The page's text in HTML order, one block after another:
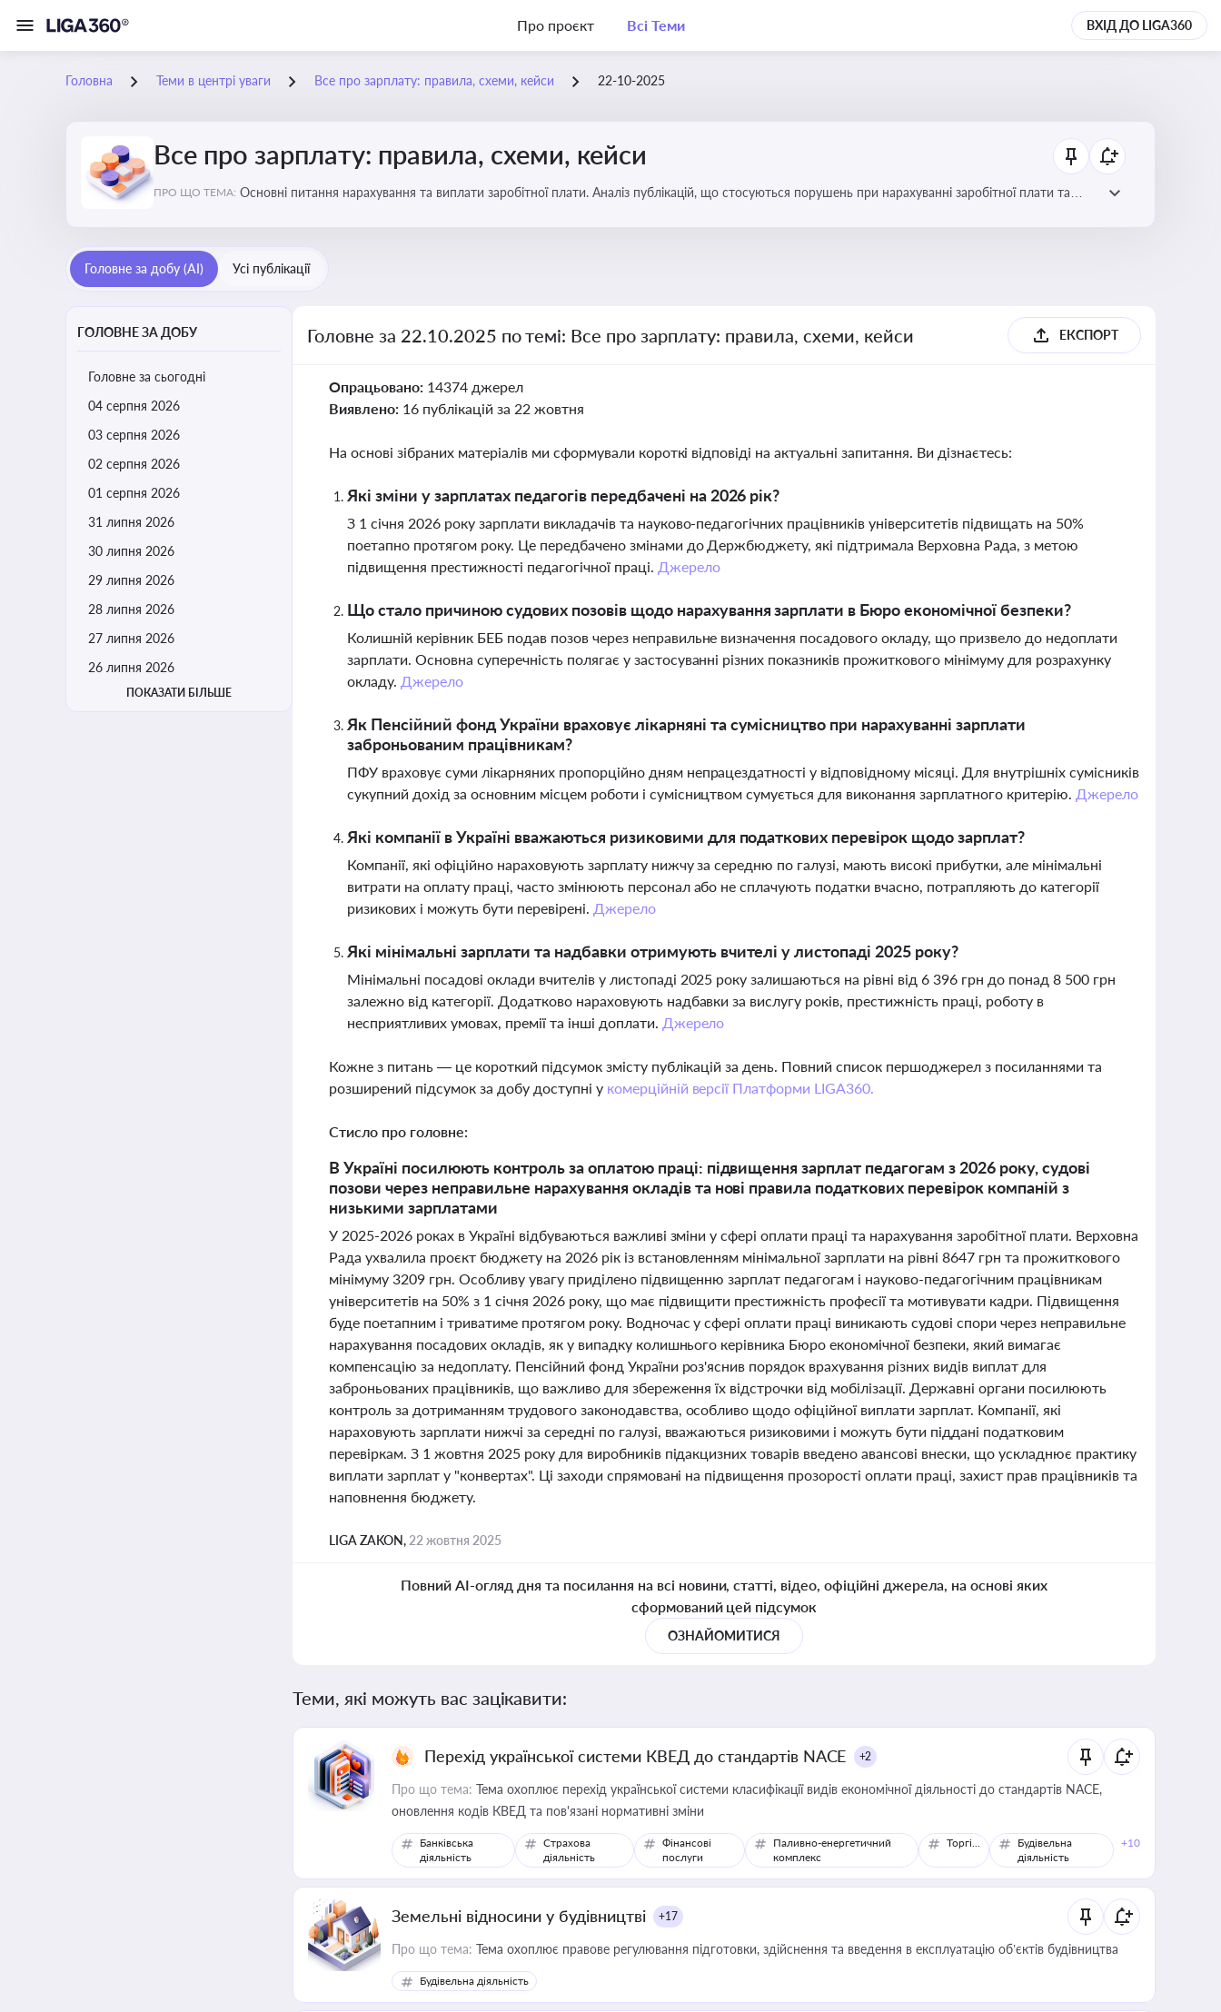
Про проєкт Всі Теми ВХІД ДО LIGA360
Головна Теми в центрі уваги Все про зарплату: правила, схеми, кейси 22-10-2025
Все про зарплату: правила, схеми, кейси
ПРО ЩО ТЕМА: Основні питання нарахування та виплати заробітної плати. Аналіз публікацій, що стосуються порушень при нарахуванні заробітної плати та
Головне за добу (AI) Усі публікації
ГОЛОВНЕ ЗА ДОБУ
Головне за сьогодні
04 серпня 2026
03 серпня 2026
02 серпня 2026
01 серпня 2026
31 липня 2026
30 липня 2026
29 липня 2026
28 липня 2026
27 липня 2026
26 липня 2026
ПОКАЗАТИ БІЛЬШЕ
Головне за 22.10.2025 по темі: Все про зарплату: правила, схеми, кейси ЕКСПОРТ
Опрацьовано: 14374 джерел
Виявлено: 16 публікацій за 22 жовтня
На основі зібраних матеріалів ми сформували короткі відповіді на актуальні запитання. Ви дізнаєтесь:
Які зміни у зарплатах педагогів передбачені на 2026 рік?
З 1 січня 2026 року зарплати викладачів та науково-педагогічних працівників університетів підвищать на 50%
поетапно протягом року. Це передбачено змінами до Держбюджету, які підтримала Верховна Рада, з метою
підвищення престижності педагогічної праці. Джерело
Що стало причиною судових позовів щодо нарахування зарплати в Бюро економічної безпеки?
Колишній керівник БЕБ подав позов через неправильне визначення посадового окладу, що призвело до недоплати
зарплати. Основна суперечність полягає у застосуванні різних показників прожиткового мінімуму для розрахунку
окладу. Джерело
Як Пенсійний фонд України враховує лікарняні та сумісництво при нарахуванні зарплати
заброньованим працівникам?
ПФУ враховує суми лікарняних пропорційно дням непрацездатності у відповідному місяці. Для внутрішніх сумісників
сукупний дохід за основним місцем роботи і сумісництвом сумується для виконання зарплатного критерію. Джерело
Які компанії в Україні вважаються ризиковими для податкових перевірок щодо зарплат?
Компанії, які офіційно нараховують зарплату нижчу за середню по галузі, мають високі прибутки, але мінімальні
витрати на оплату праці, часто змінюють персонал або не сплачують податки вчасно, потрапляють до категорії
ризикових і можуть бути перевірені. Джерело
Які мінімальні зарплати та надбавки отримують вчителі у листопаді 2025 року?
Мінімальні посадові оклади вчителів у листопаді 2025 року залишаються на рівні від 6 396 грн до понад 8 500 грн
залежно від категорії. Додатково нараховують надбавки за вислугу років, престижність праці, роботу в
несприятливих умовах, премії та інші доплати. Джерело
Кожне з питань — це короткий підсумок змісту публікацій за день. Повний список першоджерел з посиланнями та
розширений підсумок за добу доступні у комерційній версії Платформи LIGA360.
Стисло про головне:
В Україні посилюють контроль за оплатою праці: підвищення зарплат педагогам з 2026 року, судові
позови через неправильне нарахування окладів та нові правила податкових перевірок компаній з
низькими зарплатами
У 2025-2026 роках в Україні відбуваються важливі зміни у сфері оплати праці та нарахування заробітної плати. Верховна
Рада ухвалила проєкт бюджету на 2026 рік із встановленням мінімальної зарплати на рівні 8647 грн та прожиткового
мінімуму 3209 грн. Особливу увагу приділено підвищенню зарплат педагогам і науково-педагогічним працівникам
університетів на 50% з 1 січня 2026 року, що має підвищити престижність професії та мотивувати кадри. Підвищення
буде поетапним і триватиме протягом року. Водночас у сфері оплати праці виникають судові спори через неправильне
нарахування посадових окладів, як у випадку колишнього керівника Бюро економічної безпеки, який вимагає
компенсацію за недоплату. Пенсійний фонд України роз'яснив порядок врахування різних видів виплат для
заброньованих працівників, що важливо для збереження їх відстрочки від мобілізації. Державні органи посилюють
контроль за дотриманням трудового законодавства, особливо щодо офіційної виплати зарплат. Компанії, які
нараховують зарплати нижчі за середні по галузі, вважаються ризиковими і можуть бути піддані податковим
перевіркам. З 1 жовтня 2025 року для виробників підакцизних товарів введено авансові внески, що ускладнює практику
виплати зарплат у "конвертах". Ці заходи спрямовані на підвищення прозорості оплати праці, захист прав працівників та
наповнення бюджету.
LIGA ZAKON, 22 жовтня 2025
Повний AI-огляд дня та посилання на всі новини, статті, відео, офіційні джерела, на основі яких
сформований цей підсумок
ОЗНАЙОМИТИСЯ
Теми, які можуть вас зацікавити:
Перехід української системи КВЕД до стандартів NACE +2
Про що тема: Тема охоплює перехід української системи класифікації видів економічної діяльності до стандартів NACE,
оновлення кодів КВЕД та пов'язані нормативні зміни
Банківська
діяльність
Страхова
діяльність
Фінансові
послуги
Паливно-енергетичний
комплекс
Торгівля
Будівельна
діяльність
+10
Земельні відносини у будівництві +17
Про що тема: Тема охоплює правове регулювання підготовки, здійснення та введення в експлуатацію об’єктів будівництва
Будівельна діяльність